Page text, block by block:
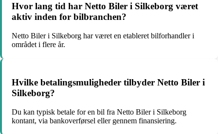
Hvor lang tid har Netto Biler i Silkeborg været
aktiv inden for bilbranchen?
Netto Biler i Silkeborg har været en etableret bilforhandler i
området i flere år.
Hvilke betalingsmuligheder tilbyder Netto Biler i
Silkeborg?
Du kan typisk betale for en bil fra Netto Biler i Silkeborg
kontant, via bankoverførsel eller gennem finansiering.